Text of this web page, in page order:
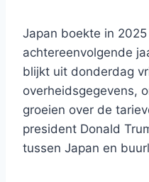
Japan boekte in
achtereenvolgende
blijkt uit donderdag
overheidsgegevens,
groeien over de
president Donald
tussen Japan en